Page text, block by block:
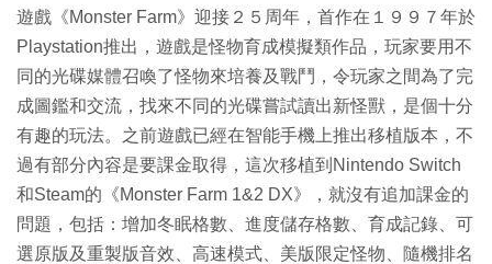
遊戲《Monster Farm》迎接２５周年，首作在１９９７年於
Playstation推出，遊戲是怪物育成模擬類作品，玩家要用不
同的光碟媒體召喚了怪物來培養及戰鬥，令玩家之間為了完
成圖鑑和交流，找來不同的光碟嘗試讀出新怪獸，是個十分
有趣的玩法。之前遊戲已經在智能手機上推出移植版本，不
過有部分內容是要課金取得，這次移植到Nintendo Switch
和Steam的《Monster Farm 1&2 DX》，就沒有追加課金的
問題，包括：增加冬眠格數、進度儲存格數、育成記錄、可
選原版及重製版音效、高速模式、美版限定怪物、隨機排名